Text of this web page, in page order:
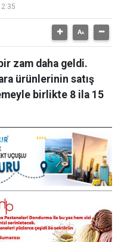
zam daha geldi.
ürünlerinin satış
birlikte 8 ila 15